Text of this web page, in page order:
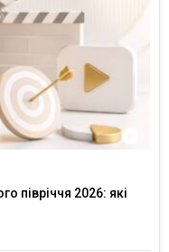
півріччя 2026: які